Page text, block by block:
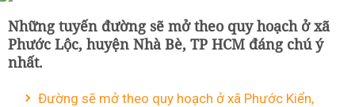
Những tuyến đường sẽ mở theo quy hoạch ở xã
Phước Lộc, huyện Nhà Bè, TP HCM đáng chú ý
nhất.
Đường sẽ mở theo quy hoạch ở xã Phước Kiển,